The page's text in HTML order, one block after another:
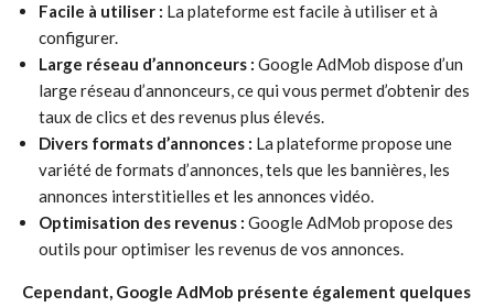
Facile à utiliser : La plateforme est facile à utiliser et à
configurer.
Large réseau d’annonceurs : Google AdMob dispose d’un
large réseau d’annonceurs, ce qui vous permet d’obtenir des
taux de clics et des revenus plus élevés.
Divers formats d’annonces : La plateforme propose une
variété de formats d’annonces, tels que les bannières, les
annonces interstitielles et les annonces vidéo.
Optimisation des revenus : Google AdMob propose des
outils pour optimiser les revenus de vos annonces.
Cependant, Google AdMob présente également quelques